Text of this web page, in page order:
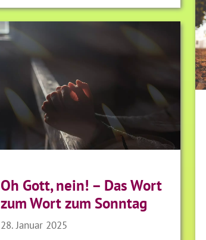
Oh Gott, nein! – Das Wort
zum Wort zum Sonntag
28. Januar 2025